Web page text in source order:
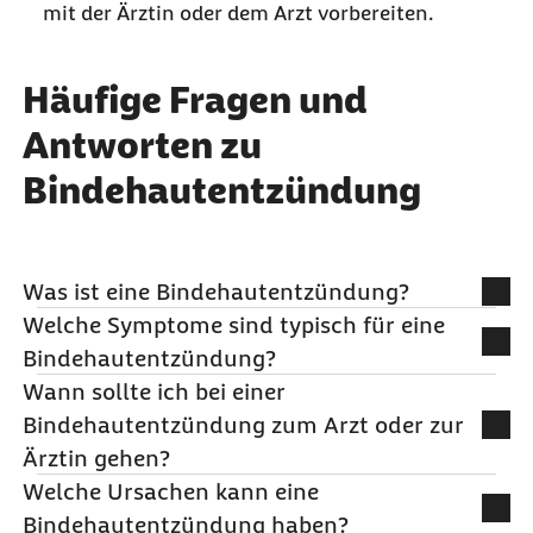
mit der Ärztin oder dem Arzt vorbereiten.
Häufige Fragen und
Antworten zu
Bindehautentzündung
Was ist eine Bindehautentzündung?
Eine Bindehautentzündung – medizinisch
Konjunktivitis genannt – ist eine Entzündung der
Bindehaut des Auges, also der Schleimhaut, die
den weißen Teil des Auges und die Innenseite der
Augenlider schützt. Sie kann durch verschiedene
Ursachen ausgelöst werden, z. B. Infektionen oder
Reizungen.
Welche Symptome sind typisch für eine
Bindehautentzündung?
Typische Anzeichen sind:
✔ gerötete Augen
✔ Tränenfluss und Augenjucken
✔ Brennen oder Fremdkörpergefühl
✔ Sekret (wässrig oder schleimig), besonders
Wann sollte ich bei einer
Bindehautentzündung zum Arzt oder zur
Ärztin gehen?
Ein Praxisbesuch kann sinnvoll sein, wenn:
✔ die Sehkraft schlechter wird
Welche Ursachen kann eine
Bindehautentzündung haben?